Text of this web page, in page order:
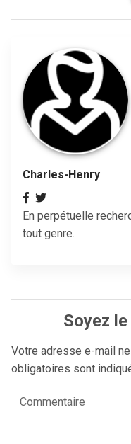
Charles-Henry
En perpétuelle
tout genre.
Soyez
Votre adresse e-mail
obligatoires sont
Commentaire